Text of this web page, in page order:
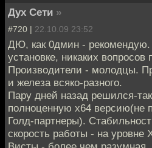
Дух Сети »
#720 | 22.10.09 23:52
ДЮ, как 0дмин - рекомендую.
установке, никаких вопросов
Производители - молодцы.
и железа всяко-разного.
Пару дней назад решился-
полноценную х64 версию(не
Голд-партнеры).
скорость работы - на уровне